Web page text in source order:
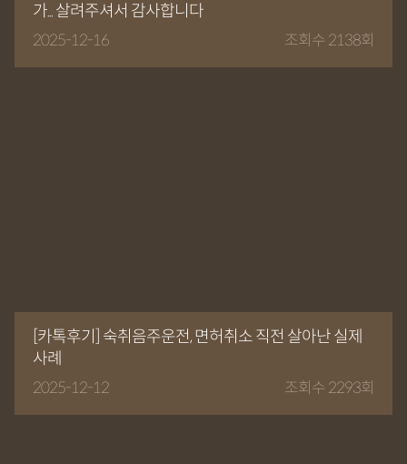
가... 살려주셔서 감사합니다
2025-12-16 조회수 2138회
[카톡후기] 숙취음주운전, 면허취소 직전 살아난 실제
사례
2025-12-12 조회수 2293회